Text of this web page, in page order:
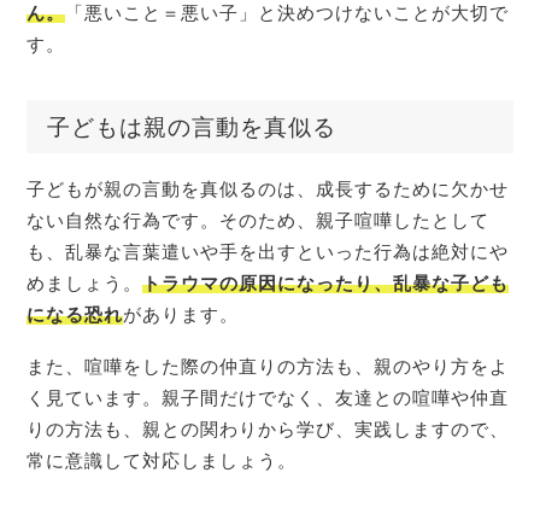
ん。 「悪いこと＝悪い子」と決めつけないことが大切で
す。
子どもは親の言動を真似る
子どもが親の言動を真似るのは、成長するために欠かせ
ない自然な行為です。そのため、親子喧嘩したとして
も、乱暴な言葉遣いや手を出すといった行為は絶対にや
めましょう。トラウマの原因になったり、乱暴な子ども
になる恐れがあります。
また、喧嘩をした際の仲直りの方法も、親のやり方をよ
く見ています。親子間だけでなく、友達との喧嘩や仲直
りの方法も、親との関わりから学び、実践しますので、
常に意識して対応しましょう。